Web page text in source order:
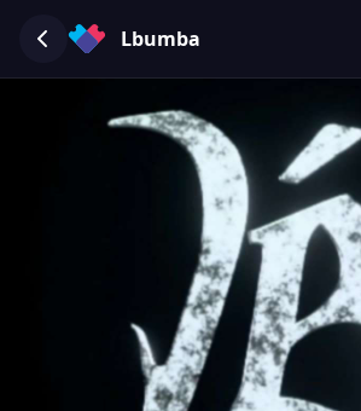
Lbumba